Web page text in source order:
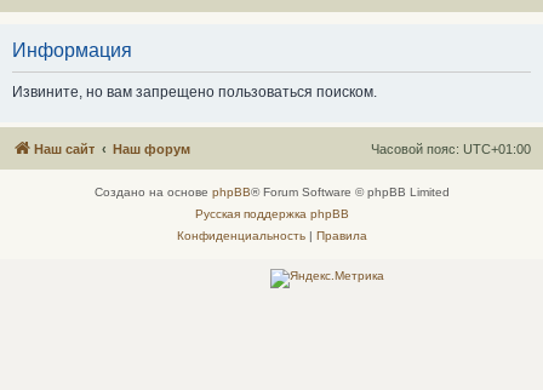
Информация
Извините, но вам запрещено пользоваться поиском.
Наш сайт Наш форум Часовой пояс: UTC+01:00
Создано на основе phpBB® Forum Software © phpBB Limited
Русская поддержка phpBB
Конфиденциальность| Правила